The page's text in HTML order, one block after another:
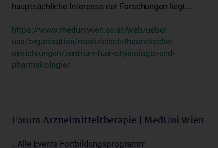
hauptsächliche Interesse der Forschungen liegt...
https://www.meduniwien.ac.at/web/ueber-
uns/organisation/medizinisch-theoretische-
einrichtungen/zentrum-fuer-physiologie-und-
pharmakologie/
Forum Arzneimitteltherapie | MedUni Wien
...Alle Events Fortbildungsprogramm